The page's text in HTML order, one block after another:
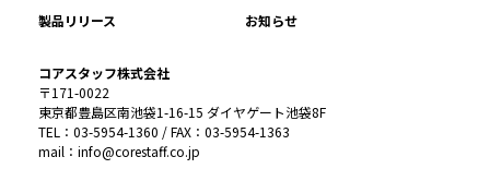
製品リリース
お知らせ
コアスタッフ株式会社
〒171-0022
東京都豊島区南池袋1-16-15 ダイヤゲート池袋8F
TEL：03-5954-1360 / FAX：03-5954-1363
mail：info@corestaff.co.jp